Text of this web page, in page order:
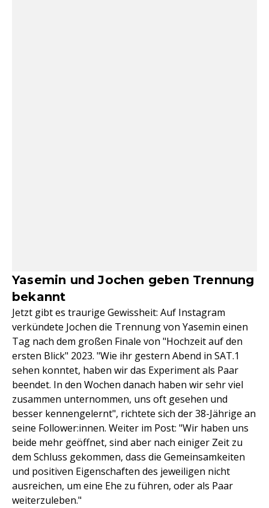
Yasemin und Jochen geben Trennung
bekannt
Jetzt gibt es traurige Gewissheit: Auf Instagram
verkündete Jochen die Trennung von Yasemin einen
Tag nach dem großen Finale von "Hochzeit auf den
ersten Blick" 2023. "Wie ihr gestern Abend in SAT.1
sehen konntet, haben wir das Experiment als Paar
beendet. In den Wochen danach haben wir sehr viel
zusammen unternommen, uns oft gesehen und
besser kennengelernt", richtete sich der 38-Jährige an
seine Follower:innen. Weiter im Post: "Wir haben uns
beide mehr geöffnet, sind aber nach einiger Zeit zu
dem Schluss gekommen, dass die Gemeinsamkeiten
und positiven Eigenschaften des jeweiligen nicht
ausreichen, um eine Ehe zu führen, oder als Paar
weiterzuleben."